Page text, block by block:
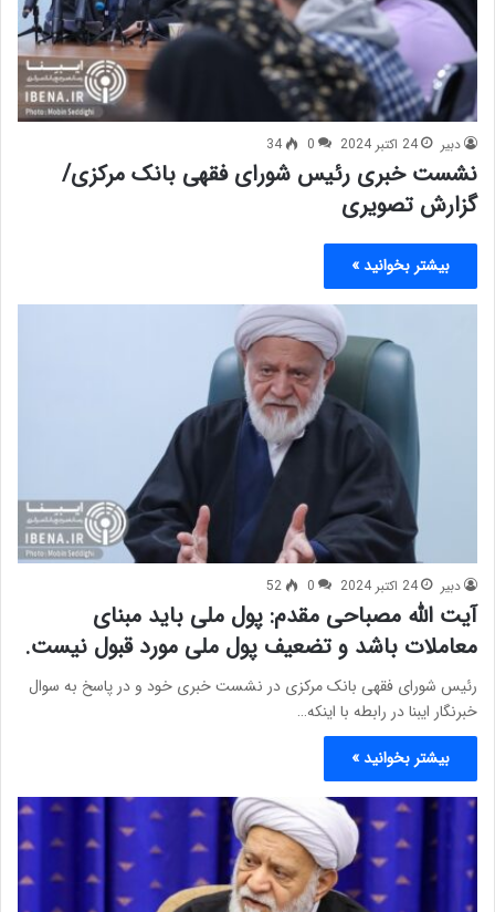
دبیر 24 اکتبر 2024 0
34
نشست خبری رئیس شورای فقهی بانک مرکزی/
گزارش تصویری
بیشتر بخوانید »
دبیر 24 اکتبر 2024 0
52
آیت الله مصباحی مقدم: پول ملی باید مبنای
معاملات باشد و تضعیف پول ملی مورد قبول نیست.
رئیس شورای فقهی بانک مرکزی در نشست خبری خود و در پاسخ به سوال
خبرنگار ایبنا در رابطه با اینکه…
بیشتر بخوانید »